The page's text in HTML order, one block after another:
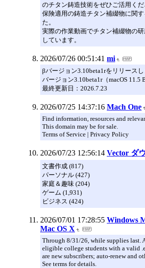
のチタン鋳造技術をぜひご活用くだ
保険適用の鋳造チタン補綴物に関
た。
実際の作業動画でチタン補綴物の
しています。
2026/07/26 00:51:41 mi
βバージョン3.10beta1rをリリース
バージョン3.10beta1r（macOS 11.5
最終更新日：2026.7.23
2026/07/25 14:37:16 Mach One
Find information, resources and
This domain may be for sale.
Terms of Service | Privacy Policy
2026/07/23 12:56:14 Vector ダ
文書作成 (817)
パーソナル (427)
家庭＆趣味 (204)
ゲーム (1,931)
ビジネス (424)
2026/07/01 17:28:55 Windows
Mac OS X
Through 8/31/26, while supplies last.
eligible college students with a valid
are new subscribers; auto-renew and
See terms for details.